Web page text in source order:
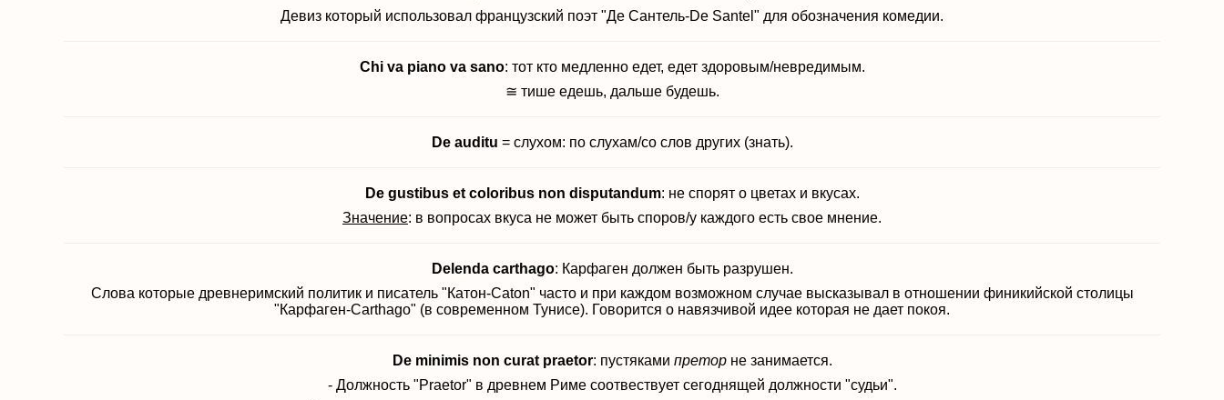
Девиз который использовал французский поэт "Де Сантель-De Santel" для обозначения комедии.
Chi va piano va sano: тот кто медленно едет, едет здоровым/невредимым.
≅ тише едешь, дальше будешь.
De auditu = слухом: по слухам/со слов других(знать).
De gustibus et coloribus non disputandum: не спорят о цветах и вкусах.
Значение: в вопросах вкуса не может быть споров/у каждого есть свое мнение.
Delenda carthago: Карфаген должен быть разрушен.
Слова которые древнеримский политик и писатель "Катон-Caton" часто и при каждом возможном случае высказывал в отношении финикийской столицы
"Карфаген-Carthago" (в современном Тунисе). Говорится о навязчивой идее которая не дает покоя.
De minimis non curat praetor: пустяками преторне занимается.
- Должность "Praetor" в древнем Риме соотвествует сегоднящей должности "судьи".